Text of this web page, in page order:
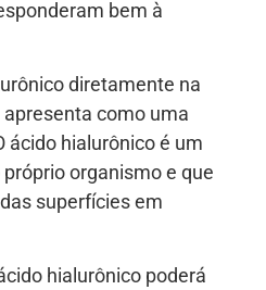
bem à
diretamente na
como uma
ácido hialurônico é um
organismo e que
superfícies em
hialurônico poderá